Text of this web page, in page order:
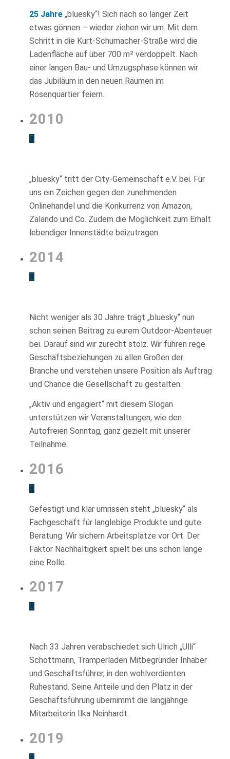
25 Jahre„bluesky“! Sich nach so langer Zeit
etwas gönnen – wieder ziehen wir um. Mit dem
Schritt in die Kurt-Schumacher-Straße wird die
Ladenfläche auf über 700 m² verdoppelt. Nach
einer langen Bau- und Umzugsphase können wir
das Jubiläum in den neuen Räumen im
Rosenquartier feiern.
2010
„bluesky“ tritt der City-Gemeinschaft e.V. bei. Für
uns ein Zeichen gegen den zunehmenden
Onlinehandel und die Konkurrenz von Amazon,
Zalando und Co. Zudem die Möglichkeit zum Erhalt
lebendiger Innenstädte beizutragen.
2014
Nicht weniger als 30 Jahre trägt „bluesky“ nun
schon seinen Beitrag zu eurem Outdoor-Abenteuer
bei. Darauf sind wir zurecht stolz. Wir führen rege
Geschäftsbeziehungen zu allen Großen der
Branche und verstehen unsere Position als Auftrag
und Chance die Gesellschaft zu gestalten.
„Aktiv und engagiert“ mit diesem Slogan
unterstützen wir Veranstaltungen, wie den
Autofreien Sonntag, ganz gezielt mit unserer
Teilnahme.
2016
Gefestigt und klar umrissen steht „bluesky“ als
Fachgeschäft für langlebige Produkte und gute
Beratung. Wir sichern Arbeitsplätze vor Ort. Der
Faktor Nachhaltigkeit spielt bei uns schon lange
eine Rolle.
2017
Nach 33 Jahren verabschiedet sich Ulrich „Ulli“
Schottmann, Tramperladen Mitbegründer Inhaber
und Geschäftsführer, in den wohlverdienten
Ruhestand. Seine Anteile und den Platz in der
Geschäftsführung übernimmt die langjährige
Mitarbeiterin Ilka Neinhardt.
2019